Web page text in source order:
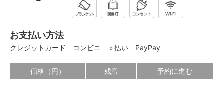
お支払い方法
クレジットカード コンビニ ｄ払い PayPay
価格（円） 残席 予約に進む